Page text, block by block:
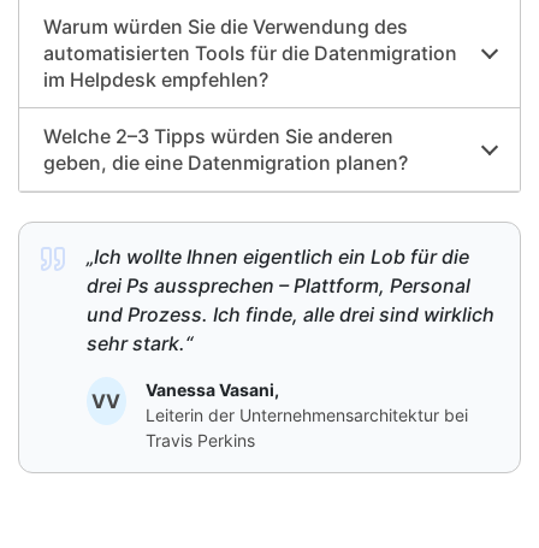
Warum würden Sie die Verwendung des
automatisierten Tools für die Datenmigration
im Helpdesk empfehlen?
Welche 2–3 Tipps würden Sie anderen
geben, die eine Datenmigration planen?
„Ich wollte Ihnen eigentlich ein Lob für die
drei Ps aussprechen – Plattform, Personal
und Prozess. Ich finde, alle drei sind wirklich
sehr stark.“
VV
Vanessa Vasani,
Leiterin der Unternehmensarchitektur bei
Travis Perkins